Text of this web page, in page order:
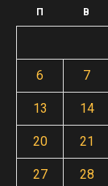
П В
6 7
13 14
20 21
27 28